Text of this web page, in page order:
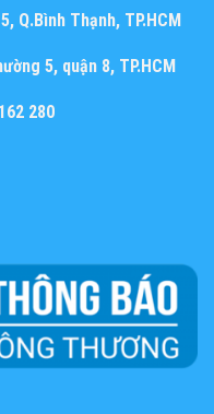
Q.Bình Thạnh, TP.HCM
5, quận 8, TP.HCM
280